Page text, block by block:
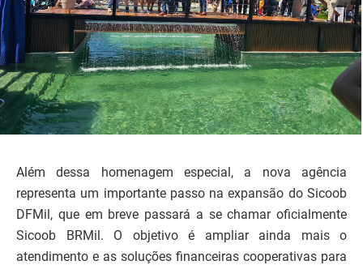
Além dessa homenagem especial, a nova agência
representa um importante passo na expansão do Sicoob
DFMil, que em breve passará a se chamar oficialmente
Sicoob BRMil. O objetivo é ampliar ainda mais o
atendimento e as soluções financeiras cooperativas para